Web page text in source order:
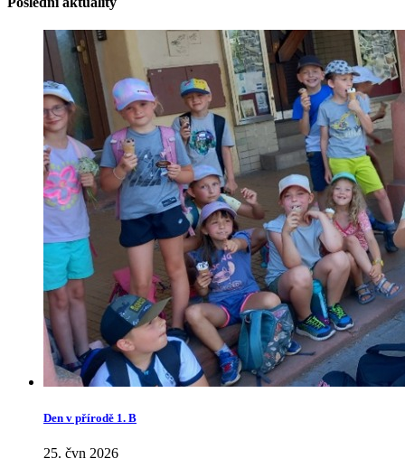
Den v přírodě 1. B
25. čvn 2026